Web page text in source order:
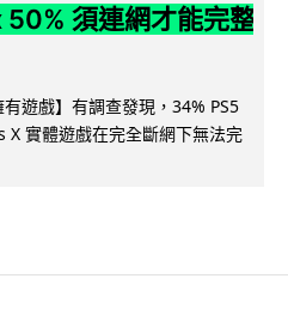
須連網才能完整
有遊戲】有調查發現，34% PS5
X 實體遊戲在完全斷網下無法完